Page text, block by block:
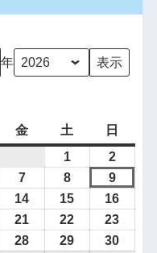
年
金 土
日
1
2
7 8
9
14 15
16
21 22
23
28 29
30